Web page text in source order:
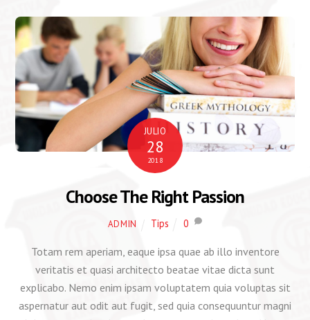
JULIO
28
2018
Choose The Right Passion
ADMIN Tips 0
Totam rem aperiam, eaque ipsa quae ab illo inventore
veritatis et quasi architecto beatae vitae dicta sunt
explicabo. Nemo enim ipsam voluptatem quia voluptas sit
aspernatur aut odit aut fugit, sed quia consequuntur magni